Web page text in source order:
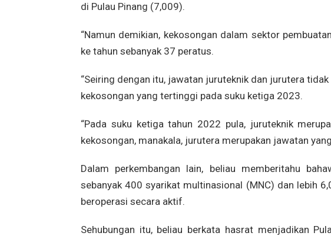
di Pulau Pinang (7,009).
“Namun demikian, kekosongan dalam sektor
ke tahun sebanyak 37 peratus.
“Seiring dengan itu, jawatan juruteknik dan jurutera
kekosongan yang tertinggi pada suku ketiga 2023.
“Pada suku ketiga tahun 2022 pula, juruteknik
kekosongan, manakala, jurutera merupakan jawatan
Dalam perkembangan lain, beliau memberitahu
sebanyak 400 syarikat multinasional (MNC) dan lebih
beroperasi secara aktif.
Sehubungan itu, beliau berkata hasrat menjadikan